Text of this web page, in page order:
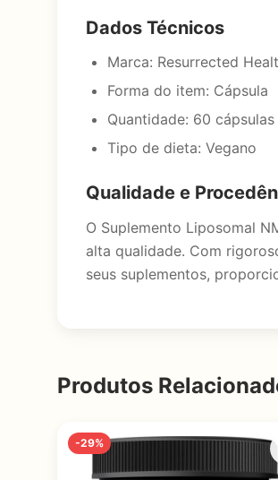
Dados Técnicos
Marca: Resurrected
Forma do item: Cápsula
Quantidade: 60 cápsulas
Tipo de dieta: Vegano
Qualidade e
O Suplemento Liposomal
alta qualidade. Com
seus suplementos,
Produtos
-29%